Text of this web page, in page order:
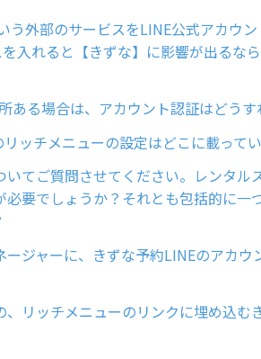
う外部のサービスをLINE公式アカウ
入れると【きずな】に影響が出るな
ある場合は、アカウント認証はどうす
ッチメニューの設定はどこに載って
てご質問させてください。レンタル
必要でしょうか？それとも包括的に一
ージャーに、きずな予約LINEのアカ
、リッチメニューのリンクに埋め込む